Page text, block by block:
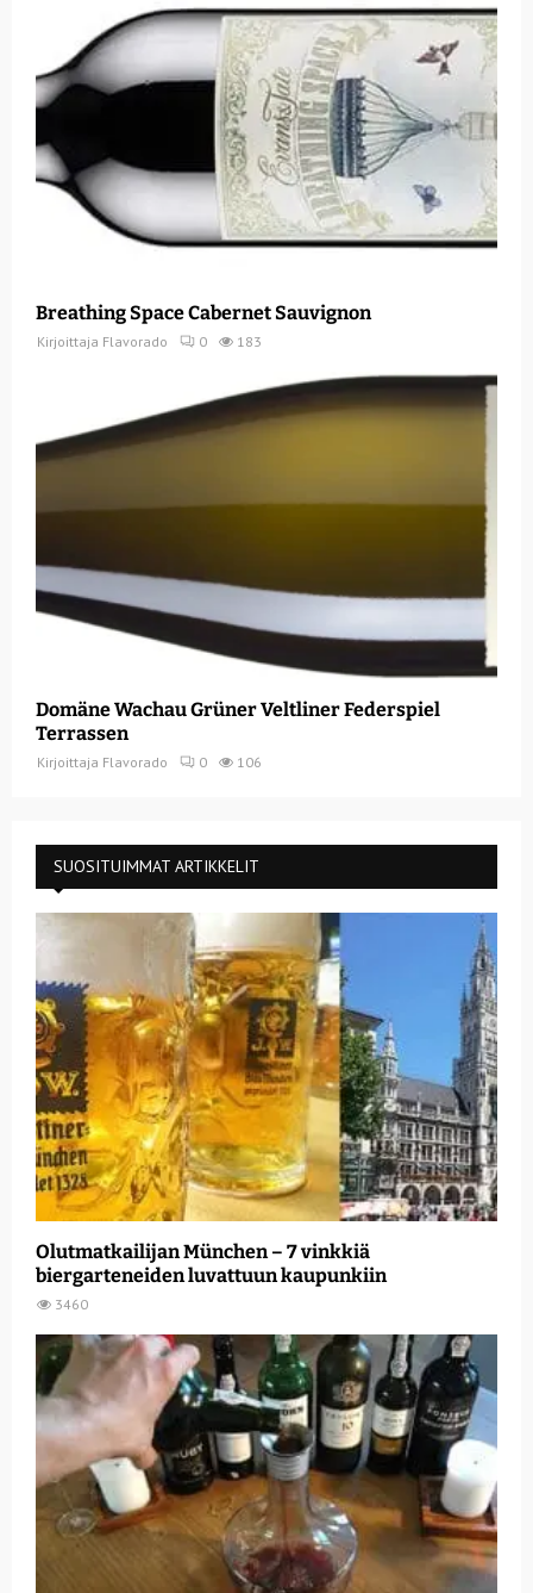
Breathing Space Cabernet Sauvignon
Kirjoittaja Flavorado 0 183
Domäne Wachau Grüner Veltliner Federspiel
Terrassen
Kirjoittaja Flavorado 0 106
SUOSITUIMMAT ARTIKKELIT
Olutmatkailijan München – 7 vinkkiä
biergarteneiden luvattuun kaupunkiin
3460